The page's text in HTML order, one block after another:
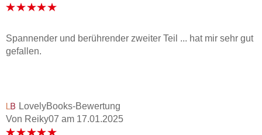
Spannender und berührender zweiter Teil ... hat mir sehr gut
gefallen.
LovelyBooks-Bewertung
Von Reiky07 am 17.01.2025